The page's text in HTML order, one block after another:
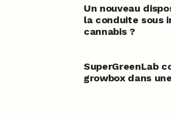
Un nouveau
la conduite sous
cannabis ?
SuperGreenLab
growbox dans